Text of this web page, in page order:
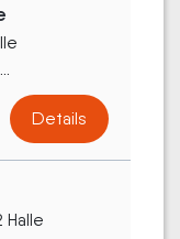
Details